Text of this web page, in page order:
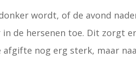
wordt, of de avond
de hersenen toe. Dit zorgt
afgifte nog erg sterk, maar